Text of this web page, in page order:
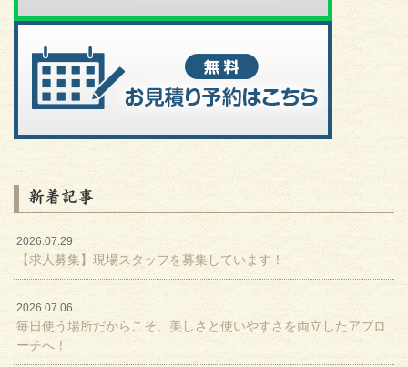
新着記事
2026.07.29
【求人募集】現場スタッフを募集しています！
2026.07.06
毎日使う場所だからこそ、美しさと使いやすさを両立したアプロ
ーチへ！